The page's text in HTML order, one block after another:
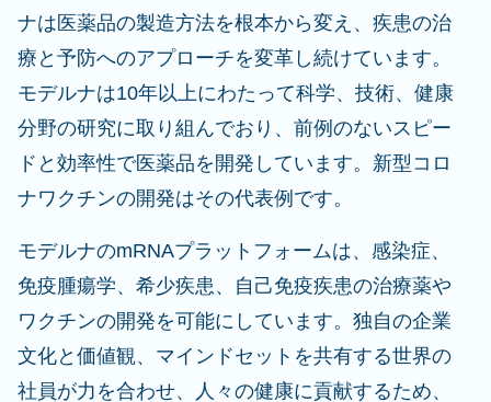
ナは医薬品の製造方法を根本から変え、疾患の治
療と予防へのアプローチを変革し続けています。
モデルナは10年以上にわたって科学、技術、健康
分野の研究に取り組んでおり、前例のないスピー
ドと効率性で医薬品を開発しています。新型コロ
ナワクチンの開発はその代表例です。
モデルナのmRNAプラットフォームは、感染症、
免疫腫瘍学、希少疾患、自己免疫疾患の治療薬や
ワクチンの開発を可能にしています。独自の企業
文化と価値観、マインドセットを共有する世界の
社員が力を合わせ、人々の健康に貢献するため、